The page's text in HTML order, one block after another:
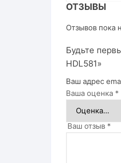
ОТЗЫВЫ
Отзывов пока
Будьте
HDL581»
Ваш адрес
Ваша оценка *
Ваш отзыв *